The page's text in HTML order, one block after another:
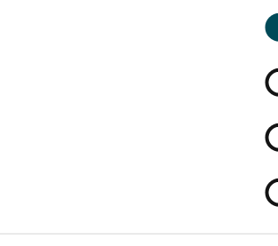
zu Musik und Entertainment
haben die denkmalgeschützte Halle
Mehrzweckarena gemacht. Künstlerinnen
John, Helene Fischer, Eric Clapton und Ed
längst auch als zentraler
große Konzert- und Entertainmentformate in